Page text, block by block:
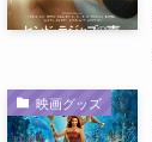
映画グッズ